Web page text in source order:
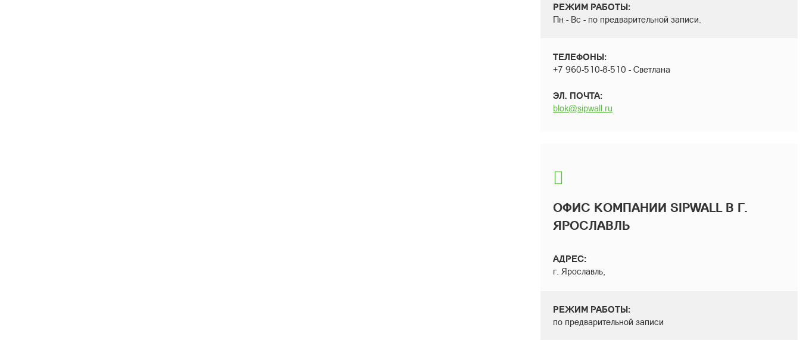
РЕЖИМ РАБОТЫ:
Пн - Вс - по предварительной записи.
ТЕЛЕФОНЫ:
+7 960-510-8-510 - Светлана
ЭЛ. ПОЧТА:
blok@sipwall.ru
ОФИС КОМПАНИИ SIPWALL В Г.
ЯРОСЛАВЛЬ
АДРЕС:
г. Ярославль,
РЕЖИМ РАБОТЫ:
по предварительной записи